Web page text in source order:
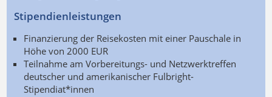
Stipendienleistungen
Finanzierung der Reisekosten mit einer Pauschale in
Höhe von 2000 EUR
Teilnahme am Vorbereitungs- und Netzwerktreffen
deutscher und amerikanischer Fulbright-
Stipendiat*innen